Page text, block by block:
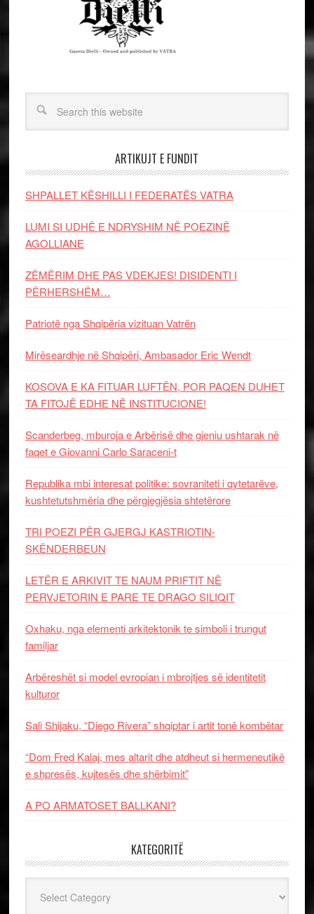
ARTIKUJT E FUNDIT
SHPALLET KËSHILLI I FEDERATËS VATRA
LUMI SI UDHË E NDRYSHIM NË POEZINË
AGOLLIANE
ZËMËRIM DHE PAS VDEKJES! DISIDENTI I
PËRHERSHËM…
Patriotë nga Shqipëria vizituan Vatrën
Mirëseardhje në Shqipëri, Ambasador Eric Wendt
KOSOVA E KA FITUAR LUFTËN, POR PAQEN DUHET
TA FITOJË EDHE NË INSTITUCIONE!
Scanderbeg, mburoja e Arbërisë dhe gjeniu ushtarak në
faqet e Giovanni Carlo Saraceni-t
Republika mbi interesat politike: sovraniteti i qytetarëve,
kushtetutshmëria dhe përgjegjësia shtetërore
TRI POEZI PËR GJERGJ KASTRIOTIN-
SKËNDERBEUN
LETËR E ARKIVIT TE NAUM PRIFTIT NË
PERVJETORIN E PARE TE DRAGO SILIQIT
Oxhaku, nga elementi arkitektonik te simboli i trungut
familjar
Arbëreshët si model evropian i mbrojtjes së identitetit
kulturor
Sali Shijaku, “Diego Rivera” shqiptar i artit tonë kombëtar
“Dom Fred Kalaj, mes altarit dhe atdheut si hermeneutikë
e shpresës, kujtesës dhe shërbimit”
A PO ARMATOSET BALLKANI?
KATEGORITË